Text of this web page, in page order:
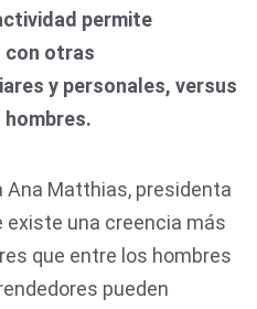
permite
con otras
y personales, versus
hombres.
Ana Matthias, presidenta
existe una creencia más
que entre los hombres
pueden